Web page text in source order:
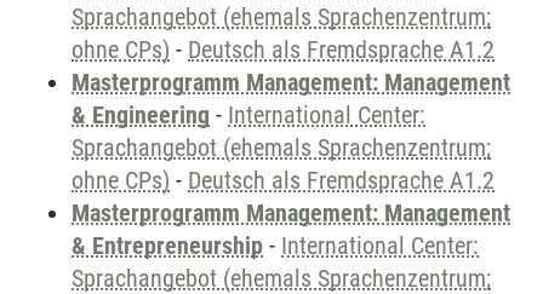
Sprachangebot (ehemals Sprachenzentrum;
ohne CPs) - Deutsch als Fremdsprache A1.2
Masterprogramm Management: Management
& Engineering - International Center:
Sprachangebot (ehemals Sprachenzentrum;
ohne CPs) - Deutsch als Fremdsprache A1.2
Masterprogramm Management: Management
& Entrepreneurship - International Center:
Sprachangebot (ehemals Sprachenzentrum;